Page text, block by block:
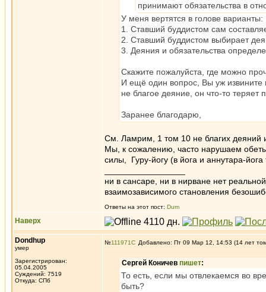
принимают обязательства в
У меня вертятся в голове варианты:
1. Ставший буддистом сам
2. Ставший буддистом выбирает
3. Деяния и обязательства
Скажите пожалуйста, где можно
И ещё один вопрос, Вы уж извините
не благое деяние, он что-то теряет
Заранее благодарю,
См. Ламрим, 1 том 10 не благих деяний
Мы, к сожалению, часто нарушаем обеты
силы, Гуру-йогу (в йога и аннутара-йога
ни в сансаре, ни в нирване нет
взаимозависимого становления
Ответы на этот пост: Dum
Наверх
Dondhup
умер
Зарегистрирован:
05.04.2005
Суждений: 7519
Откуда: СПб
№111971 Добавлено: Пт 09 Мар 12, 14:53 (14 лет
Сергей Коничев пишет:
То есть, если мы отвлекаемся во
быть?